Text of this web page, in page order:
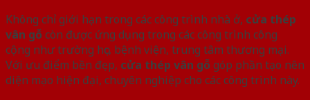
Không chỉ giới hạn trong các công trình nhà ở, cửa thép
vân gỗ còn được ứng dụng trong các công trình công
cộng như trường học, bệnh viện, trung tâm thương mại.
Với ưu điểm bền đẹp, cửa thép vân gỗ góp phần tạo nên
diện mạo hiện đại, chuyên nghiệp cho các công trình này.